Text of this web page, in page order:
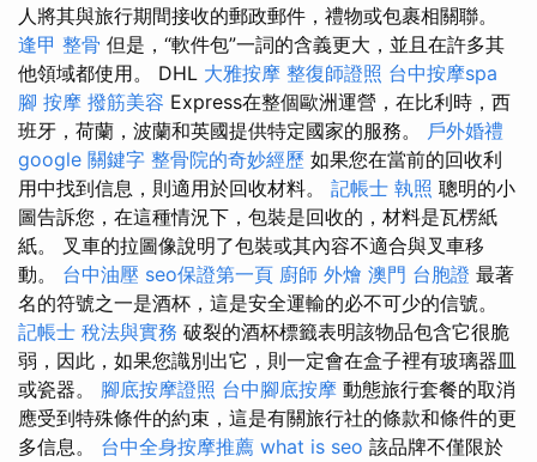
人將其與旅行期間接收的郵政郵件，禮物或包裹相關聯。
逢甲 整骨 但是，“軟件包”一詞的含義更大，並且在許多其
他領域都使用。 DHL 大雅按摩 整復師證照 台中按摩spa
腳 按摩 撥筋美容 Express在整個歐洲運營，在比利時，西
班牙，荷蘭，波蘭和英國提供特定國家的服務。 戶外婚禮
google 關鍵字 整骨院的奇妙經歷 如果您在當前的回收利
用中找到信息，則適用於回收材料。 記帳士 執照 聰明的小
圖告訴您，在這種情況下，包裝是回收的，材料是瓦楞紙
紙。 叉車的拉圖像說明了包裝或其內容不適合與叉車移
動。 台中油壓 seo保證第一頁 廚師 外燴 澳門 台胞證 最著
名的符號之一是酒杯，這是安全運輸的必不可少的信號。
記帳士 稅法與實務 破裂的酒杯標籤表明該物品包含它很脆
弱，因此，如果您識別出它，則一定會在盒子裡有玻璃器皿
或瓷器。 腳底按摩證照 台中腳底按摩 動態旅行套餐的取消
應受到特殊條件的約束，這是有關旅行社的條款和條件的更
多信息。 台中全身按摩推薦 what is seo 該品牌不僅限於